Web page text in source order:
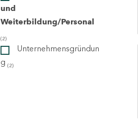
und
Weiterbildung/Personal
(2)
Unternehmensgründun
g (2)